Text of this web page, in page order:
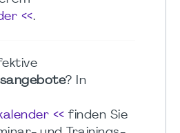
<<.
? In
<< finden Sie